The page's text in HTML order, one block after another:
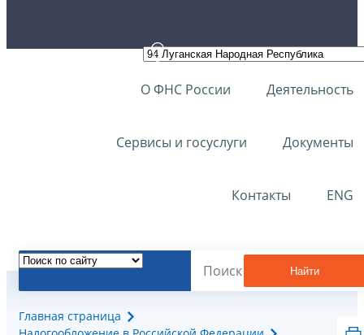
О ФНС России Деятельность
Сервисы и госуслуги Документы
Контакты ENG
Найти
Главная страница